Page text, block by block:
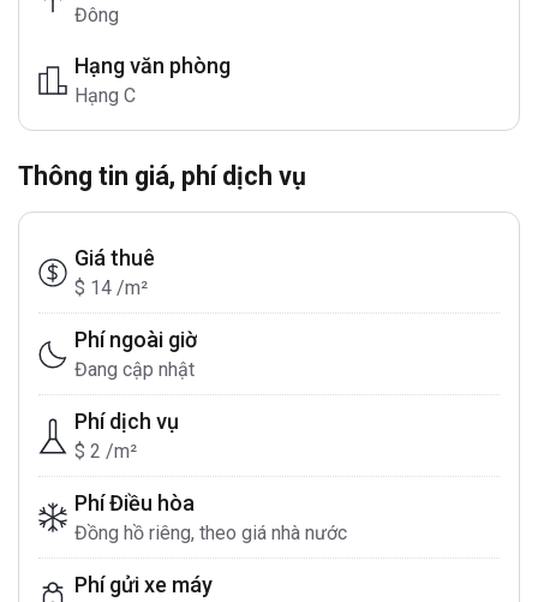
Đông
Hạng văn phòng
Hạng C
Thông tin giá, phí dịch vụ
Giá thuê
$ 14 /m²
Phí ngoài giờ
Đang cập nhật
Phí dịch vụ
$ 2 /m²
Phí Điều hòa
Đồng hồ riêng, theo giá nhà nước
Phí gửi xe máy